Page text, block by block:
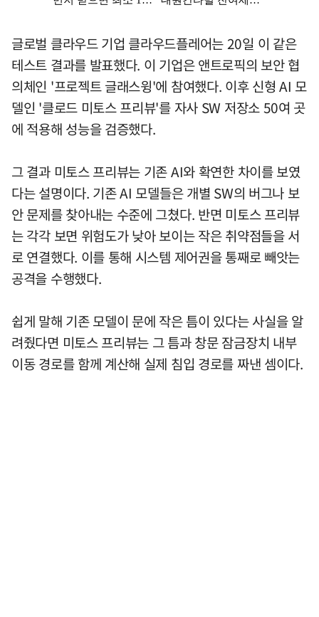
글로벌 클라우드 기업 클라우드플레어는 20일 이 같은
테스트 결과를 발표했다. 이 기업은 앤트로픽의 보안 협
의체인 '프로젝트 글래스윙'에 참여했다. 이후 신형 AI 모
델인 '클로드 미토스 프리뷰'를 자사 SW 저장소 50여 곳
에 적용해 성능을 검증했다.
그 결과 미토스 프리뷰는 기존 AI와 확연한 차이를 보였
다는 설명이다. 기존 AI 모델들은 개별 SW의 버그나 보
안 문제를 찾아내는 수준에 그쳤다. 반면 미토스 프리뷰
는 각각 보면 위험도가 낮아 보이는 작은 취약점들을 서
로 연결했다. 이를 통해 시스템 제어권을 통째로 빼앗는
공격을 수행했다.
쉽게 말해 기존 모델이 문에 작은 틈이 있다는 사실을 알
려줬다면 미토스 프리뷰는 그 틈과 창문 잠금장치 내부
이동 경로를 함께 계산해 실제 침입 경로를 짜낸 셈이다.